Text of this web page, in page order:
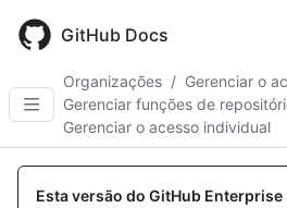
main
GitHub Docs
Organizações / Gerenciar o
Gerenciar funções de
Gerenciar o acesso individual
Esta versão do GitHub Enterprise